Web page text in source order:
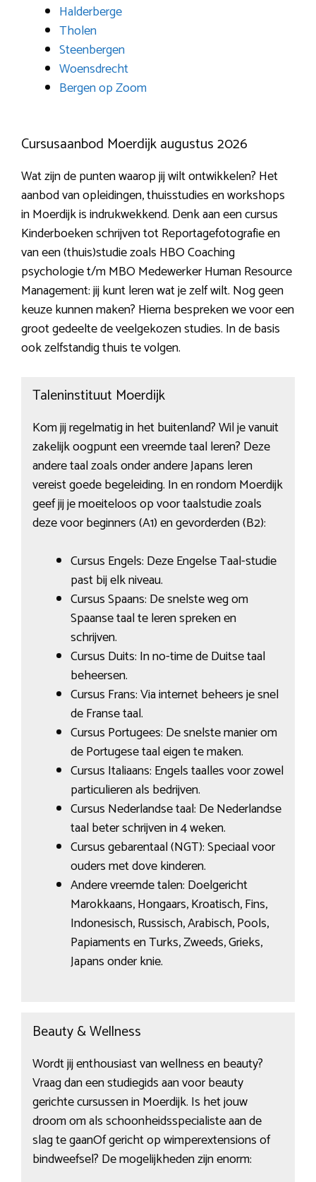
Halderberge
Tholen
Steenbergen
Woensdrecht
Bergen op Zoom
Cursusaanbod Moerdijk augustus 2026
Wat zijn de punten waarop jij wilt ontwikkelen? Het
aanbod van opleidingen, thuisstudies en workshops
in Moerdijk is indrukwekkend. Denk aan een cursus
Kinderboeken schrijven tot Reportagefotografie en
van een (thuis)studie zoals HBO Coaching
psychologie t/m MBO Medewerker Human Resource
Management: jij kunt leren wat je zelf wilt. Nog geen
keuze kunnen maken? Hierna bespreken we voor een
groot gedeelte de veelgekozen studies. In de basis
ook zelfstandig thuis te volgen.
Taleninstituut Moerdijk
Kom jij regelmatig in het buitenland? Wil je vanuit
zakelijk oogpunt een vreemde taal leren? Deze
andere taal zoals onder andere Japans leren
vereist goede begeleiding. In en rondom Moerdijk
geef jij je moeiteloos op voor taalstudie zoals
deze voor beginners (A1) en gevorderden (B2):
Cursus Engels: Deze Engelse Taal-studie
past bij elk niveau.
Cursus Spaans: De snelste weg om
Spaanse taal te leren spreken en
schrijven.
Cursus Duits: In no-time de Duitse taal
beheersen.
Cursus Frans: Via internet beheers je snel
de Franse taal.
Cursus Portugees: De snelste manier om
de Portugese taal eigen te maken.
Cursus Italiaans: Engels taalles voor zowel
particulieren als bedrijven.
Cursus Nederlandse taal: De Nederlandse
taal beter schrijven in 4 weken.
Cursus gebarentaal (NGT): Speciaal voor
ouders met dove kinderen.
Andere vreemde talen: Doelgericht
Marokkaans, Hongaars, Kroatisch, Fins,
Indonesisch, Russisch, Arabisch, Pools,
Papiaments en Turks, Zweeds, Grieks,
Japans onder knie.
Beauty & Wellness
Wordt jij enthousiast van wellness en beauty?
Vraag dan een studiegids aan voor beauty
gerichte cursussen in Moerdijk. Is het jouw
droom om als schoonheidsspecialiste aan de
slag te gaanOf gericht op wimperextensions of
bindweefsel? De mogelijkheden zijn enorm: